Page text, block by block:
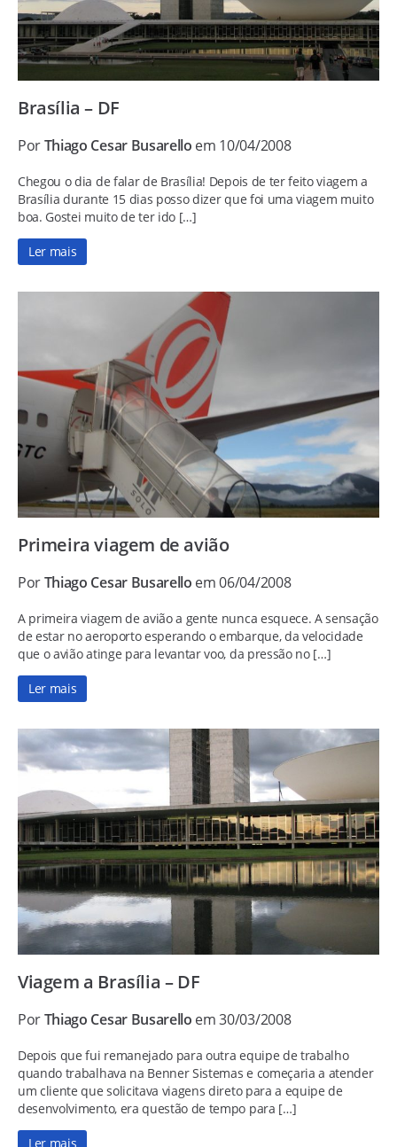
Brasília – DF
PorThiago Cesar Busarello em 10/04/2008
Chegou o dia de falar de Brasília! Depois de ter feito viagem a
Brasília durante 15 dias posso dizer que foi uma viagem muito
boa. Gostei muito de ter ido […]
Ler mais
Primeira viagem de avião
PorThiago Cesar Busarello em 06/04/2008
A primeira viagem de avião a gente nunca esquece. A sensação
de estar no aeroporto esperando o embarque, da velocidade
que o avião atinge para levantar voo, da pressão no […]
Ler mais
Viagem a Brasília – DF
PorThiago Cesar Busarello em 30/03/2008
Depois que fui remanejado para outra equipe de trabalho
quando trabalhava na Benner Sistemas e começaria a atender
um cliente que solicitava viagens direto para a equipe de
desenvolvimento, era questão de tempo para […]
Ler mais